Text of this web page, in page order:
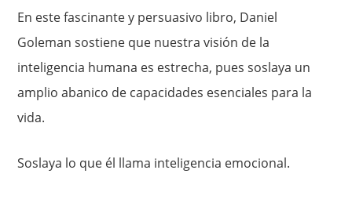
En este fascinante y persuasivo libro, Daniel
Goleman sostiene que nuestra visión de la
inteligencia humana es estrecha, pues soslaya un
amplio abanico de capacidades esenciales para la
vida.
Soslaya lo que él llama inteligencia emocional.